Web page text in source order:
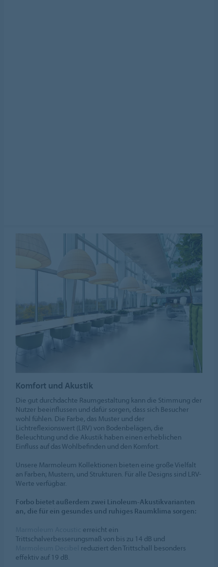
Komfort und Akustik
Die gut durchdachte Raumgestaltung kann die Stimmung der
Nutzer beeinflussen und dafür sorgen, dass sich Besucher
wohl fühlen. Die Farbe, das Muster und der
Lichtreflexionswert (LRV) von Bodenbelägen, die
Beleuchtung und die Akustik haben einen erheblichen
Einfluss auf das Wohlbefinden und den Komfort.
Unsere Marmoleum Kollektionen bieten eine große Vielfalt
an Farben, Mustern, und Strukturen. Für alle Designs sind LRV-
Werte verfügbar.
Forbo bietet außerdem zwei Linoleum-Akustikvarianten
an, die für ein gesundes und ruhiges Raumklima sorgen:
erreicht ein
Trittschalverbesserungsmaß von bis zu 14 dB und
reduziert den Trittschall besonders
effektiv auf 19 dB.